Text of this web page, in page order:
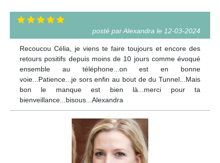
posté par Alexandra le 12-03-2024
Recoucou Célia, je viens te faire toujours et encore des
retours positifs depuis moins de 10 jours comme évoqué
ensemble au téléphone...on est en bonne
voie...Patience...je sors enfin au bout de du Tunnel...Mais
bon le manque est bien là...merci pour ta
bienveillance...bisous...Alexandra